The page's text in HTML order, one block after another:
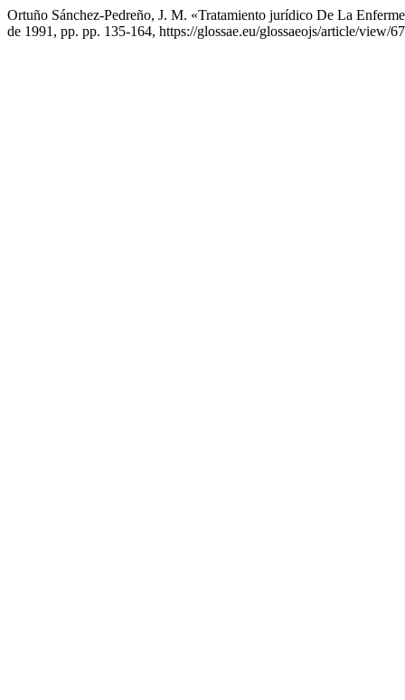
Ortuño Sánchez-Pedreño, J. M. «Tratamiento jurídico De La
de 1991, pp. pp. 135-164, https://glossae.eu/glossaeojs/article/view/